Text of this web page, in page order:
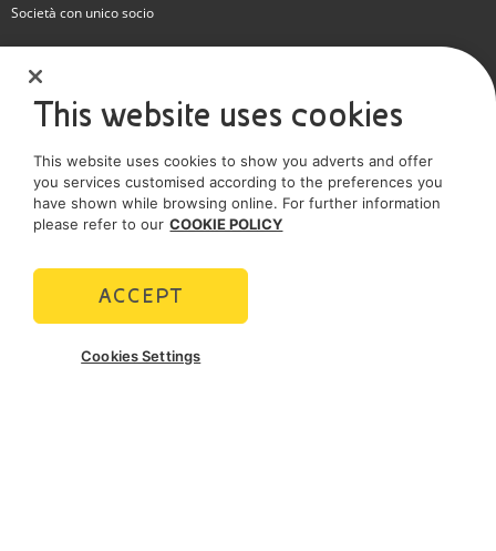
Società con unico socio
Termini e Condizioni
Privacy policy
This website uses cookies
This website uses cookies to show you adverts and offer
you services customised according to the preferences you
have shown while browsing online. For further information
please refer to our COOKIE POLICY
Cookies Settings
ACCEPT